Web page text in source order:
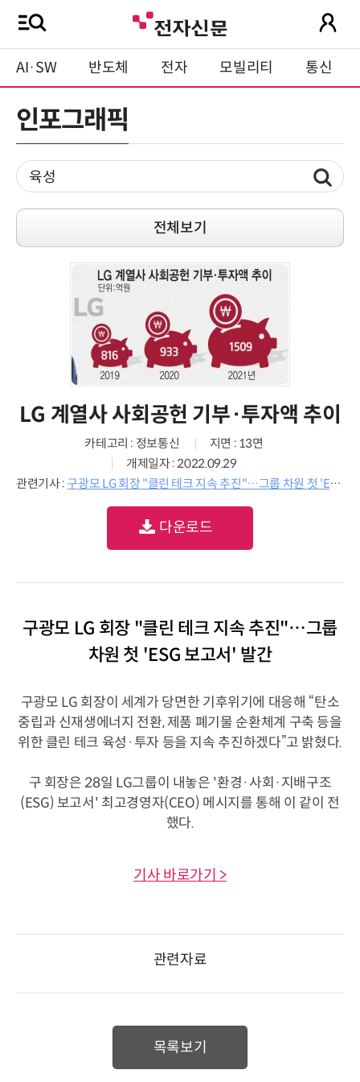
AI·SW 반도체 전자 모빌리티 통신
인포그래픽
전체보기
LG 계열사 사회공헌 기부·투자액 추이
카테고리 : 정보통신
지면 : 13면
개제일자 : 2022.09.29
관련기사 : 구광모 LG 회장 "클린 테크 지속 추진"…그룹 차원 첫 'ESG 보고서' 발간
다운로드
구광모 LG 회장 "클린 테크 지속 추진"…그룹
차원 첫 'ESG 보고서' 발간
구광모 LG 회장이 세계가 당면한 기후위기에 대응해 “탄소
중립과 신재생에너지 전환, 제품 폐기물 순환체계 구축 등을
위한 클린 테크 육성·투자 등을 지속 추진하겠다”고 밝혔다.
구 회장은 28일 LG그룹이 내놓은 '환경·사회·지배구조
(ESG) 보고서' 최고경영자(CEO) 메시지를 통해 이 같이 전
했다.
기사 바로가기 >
관련자료
목록보기